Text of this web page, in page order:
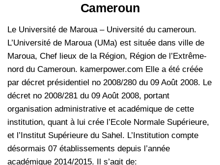
Cameroun
Le Université de Maroua – Université du cameroun.
L’Université de Maroua (UMa) est située dans ville de
Maroua, Chef lieux de la Région, Région de l’Extrême-
nord du Cameroun. kamerpower.com Elle a été créée
par décret présidentiel no 2008/280 du 09 Août 2008. Le
décret no 2008/281 du 09 Août 2008, portant
organisation administrative et académique de cette
institution, quant à lui crée l’Ecole Normale Supérieure,
et l’Institut Supérieure du Sahel. L’Institution compte
désormais 07 établissements depuis l’année
académique 2014/2015. Il s’agit de: